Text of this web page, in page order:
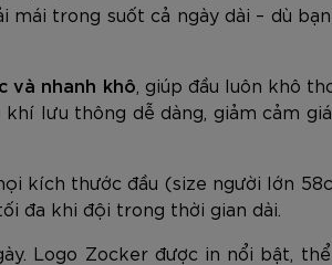
trong suốt cả ngày dài – dù
và nhanh khô , giúp đầu luôn khô
khí lưu thông dễ dàng, giảm cảm
kích thước đầu (size người lớn
đa khi đội trong thời gian dài.
Logo Zocker được in nổi bật,